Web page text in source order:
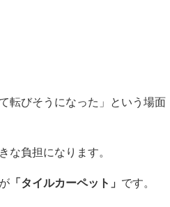
転びそうになった」という場面
な負担になります。
「タイルカーペット」 です。